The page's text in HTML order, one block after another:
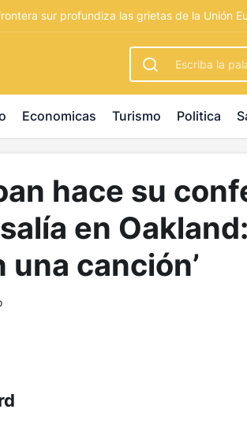
giriş masterbetting - palacebet1.com
sur profundiza las grietas de la Unión
Economicas Turismo Politica
hace su
en Oakland:
canción’